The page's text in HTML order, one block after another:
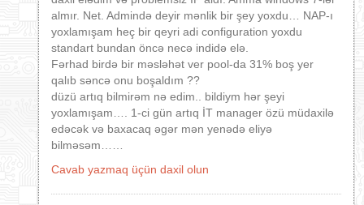
almır. Net. Admində deyir mənlik bir şey yoxdu… NAP-ı
yoxlamışam heç bir qeyri adi configuration yoxdu
standart bundan öncə necə indidə elə.
Fərhad birdə bir məsləhət ver pool-da 31% boş yer
qalıb səncə onu boşaldım ??
düzü artıq bilmirəm nə edim.. bildiym hər şeyi
yoxlamışam…. 1-ci gün artıq İT manager özü müdaxilə
edəcək və baxacaq əgər mən yenədə eliyə
bilməsəm……
Cavab yazmaq üçün daxil olun